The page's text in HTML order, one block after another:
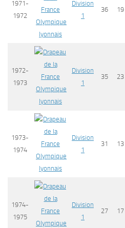
1971-
1972
Olympique
lyonnais
Division
1
36 19
1972-
1973
Olympique
lyonnais
Division
1
35 23
1973-
1974
Olympique
lyonnais
Division
1
31 13
1974-
1975
Olympique
Division
1
27 17